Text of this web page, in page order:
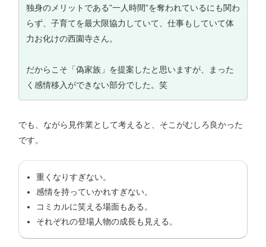
独身のメリットである”一人時間”を奪われているにも関わ
らず、子育てを最大限協力していて、仕事もしていて体
力お化けの西園寺さん。
だからこそ「偽家族」を提案したと思いますが、まった
く感情移入ができない部分でした。笑
でも、ながら見作業として考えると、そこがむしろ良かった
です。
重くなりすぎない。
感情を持っていかれすぎない。
コミカルに笑える場面もある。
それぞれの登場人物の成長も見える。